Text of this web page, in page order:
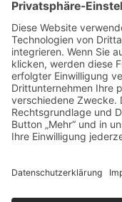
Bildung & Karriere
Medizin &
Impressum